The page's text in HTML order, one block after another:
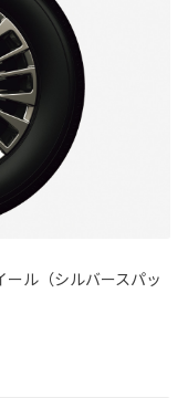
ル（シルバースパッ